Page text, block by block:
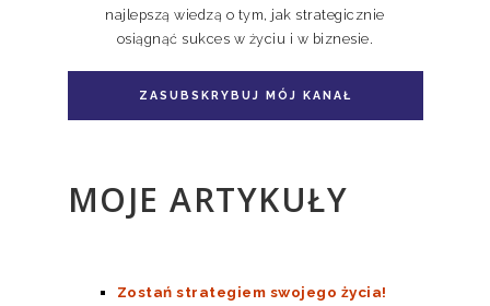
Pakiet książka + e-book Doskonale
Niedoskonali TOM II
najlepszą wiedzą o tym, jak strategicznie
osiągnąć sukces w życiu i w biznesie.
ZASUBSKRYBUJ MÓJ KANAŁ
MOJE ARTYKUŁY
Zostań strategiem swojego życia!